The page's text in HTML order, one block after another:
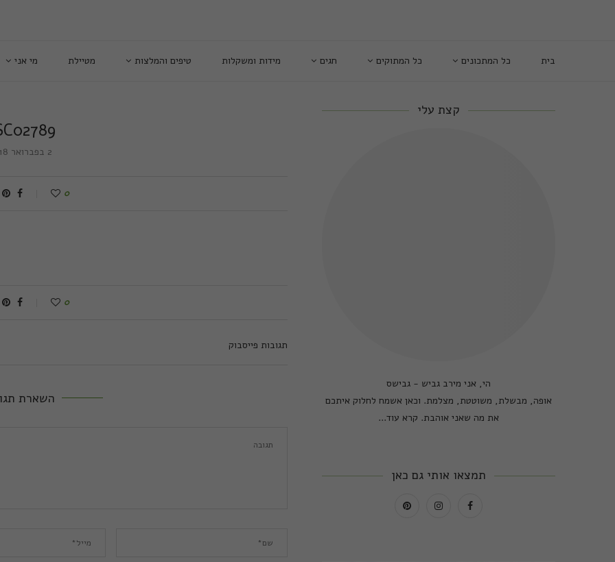
בית כל המתכונים כל המתוקים חגים מידות ומשקלות טיפים והמלצות מטיילת מי אני
2 בפברואר 2018
0
0
תגובות פייסבוק
השארת
קצת עלי
הי, אני מירב גביש - גבישס
אופה, מבשלת, משוטטת, מצלמת. וכאן אשמח לחלוק איתכם
את מה שאני אוהבת. קרא עוד...
תמצאו אותי גם כאן